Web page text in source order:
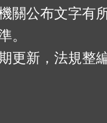
關公布文字有
。
更新，法規整